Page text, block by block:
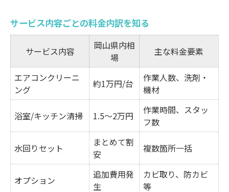
サービス内容ごとの料金内訳を知る
サービス内容
岡山県内相
場
主な料金要素
エアコンクリーニ
ング
約1万円/台
作業人数、洗剤・
機材
浴室/キッチン清掃 1.5～2万円
作業時間、スタッ
フ数
水回りセット
まとめて割
安
複数箇所一括
オプション
追加費用発
生
カビ取り、防カビ
等